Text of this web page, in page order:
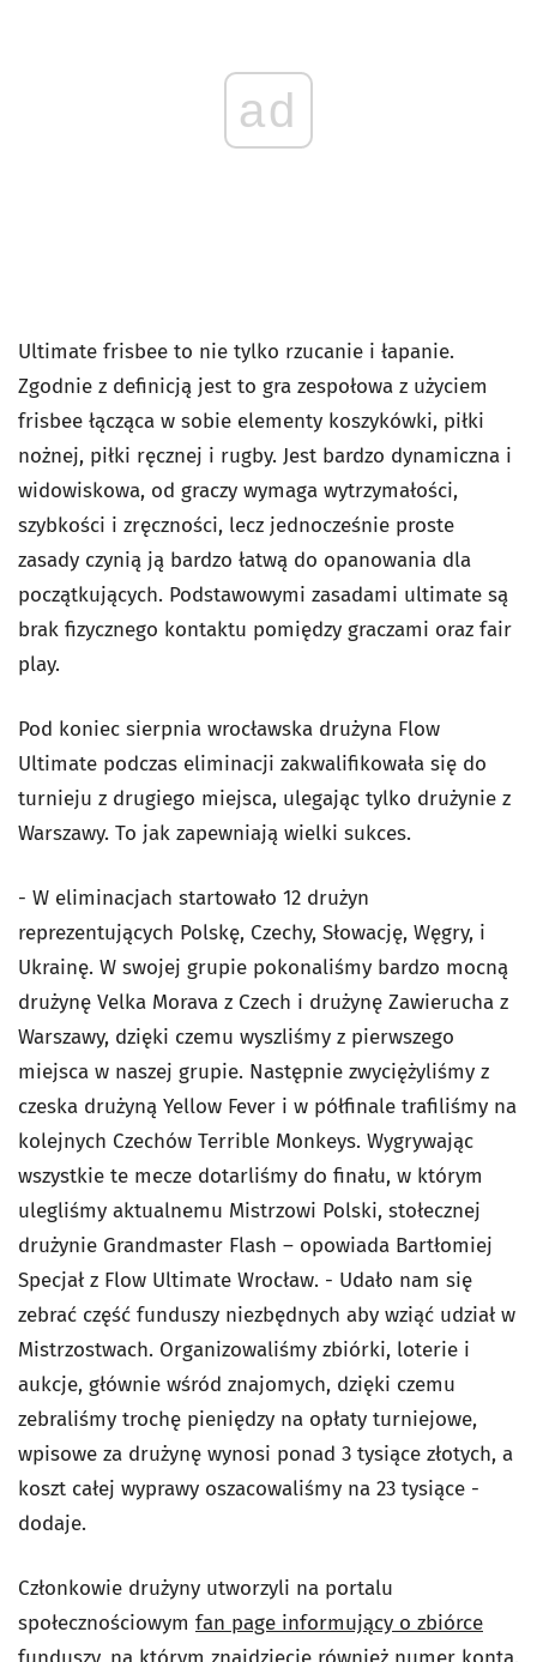
ad
Ultimate frisbee to nie tylko rzucanie i łapanie.
Zgodnie z definicją jest to gra zespołowa z użyciem
frisbee łącząca w sobie elementy koszykówki, piłki
nożnej, piłki ręcznej i rugby. Jest bardzo dynamiczna i
widowiskowa, od graczy wymaga wytrzymałości,
szybkości i zręczności, lecz jednocześnie proste
zasady czynią ją bardzo łatwą do opanowania dla
początkujących. Podstawowymi zasadami ultimate są
brak fizycznego kontaktu pomiędzy graczami oraz fair
play.
Pod koniec sierpnia wrocławska drużyna Flow
Ultimate podczas eliminacji zakwalifikowała się do
turnieju z drugiego miejsca, ulegając tylko drużynie z
Warszawy. To jak zapewniają wielki sukces.
- W eliminacjach startowało 12 drużyn
reprezentujących Polskę, Czechy, Słowację, Węgry, i
Ukrainę. W swojej grupie pokonaliśmy bardzo mocną
drużynę Velka Morava z Czech i drużynę Zawierucha z
Warszawy, dzięki czemu wyszliśmy z pierwszego
miejsca w naszej grupie. Następnie zwyciężyliśmy z
czeska drużyną Yellow Fever i w półfinale trafiliśmy na
kolejnych Czechów Terrible Monkeys. Wygrywając
wszystkie te mecze dotarliśmy do finału, w którym
ulegliśmy aktualnemu Mistrzowi Polski, stołecznej
drużynie Grandmaster Flash – opowiada Bartłomiej
Specjał z Flow Ultimate Wrocław. - Udało nam się
zebrać część funduszy niezbędnych aby wziąć udział w
Mistrzostwach. Organizowaliśmy zbiórki, loterie i
aukcje, głównie wśród znajomych, dzięki czemu
zebraliśmy trochę pieniędzy na opłaty turniejowe,
wpisowe za drużynę wynosi ponad 3 tysiące złotych, a
koszt całej wyprawy oszacowaliśmy na 23 tysiące -
dodaje.
Członkowie drużyny utworzyli na portalu
społecznościowym fan page informujący o zbiórce